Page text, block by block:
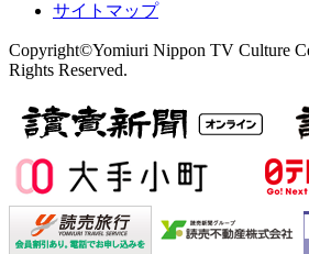
サイトマップ
Copyright©Yomiuri Nippon TV Culture
Rights Reserved.